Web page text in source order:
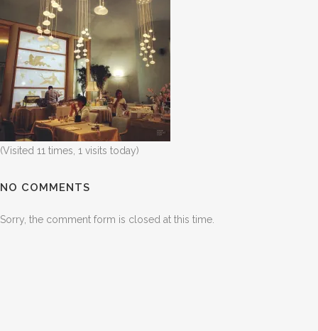
(Visited 11 times, 1 visits today)
NO COMMENTS
Sorry, the comment form is closed at this time.